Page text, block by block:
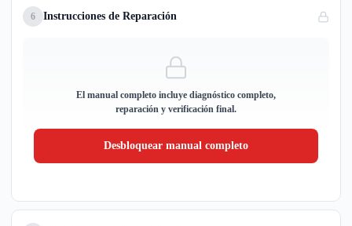
6 Instrucciones de Reparación
El manual completo incluye diagnóstico completo,
reparación y verificación final.
Desbloquear manual completo